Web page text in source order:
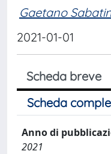
Gaetano
2021-01-01
Scheda breve
Scheda
Anno di
2021